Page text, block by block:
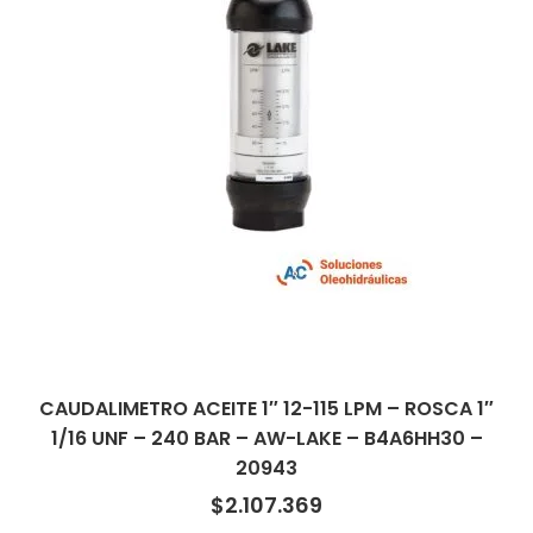
CAUDALIMETRO ACEITE 1″ 12-115 LPM – ROSCA 1″
1/16 UNF – 240 BAR – AW-LAKE – B4A6HH30 –
20943
$2.107.369